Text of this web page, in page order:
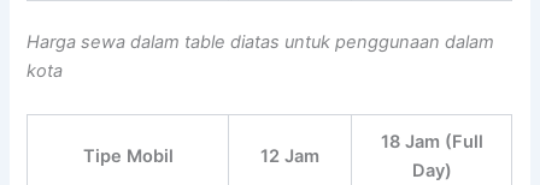
Harga sewa dalam table diatas untuk penggunaan dalam
kota
Tipe Mobil 12 Jam
18 Jam (Full
Day)